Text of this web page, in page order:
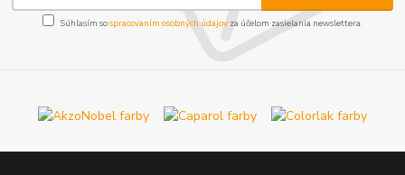
Súhlasím sospracovaním osobných údajov za účelom zasielania newslettera.